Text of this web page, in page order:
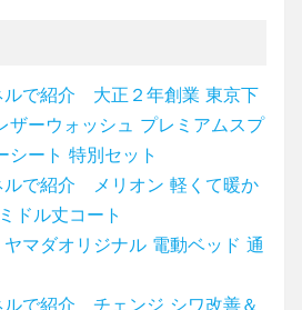
ルで紹介 大正２年創業 東京下
ザーウォッシュ プレミアムスプ
シート 特別セット
ルで紹介 メリオン 軽くて暖か
ドル丈コート
マダオリジナル 電動ベッド 通
ルで紹介 チェンジ シワ改善＆